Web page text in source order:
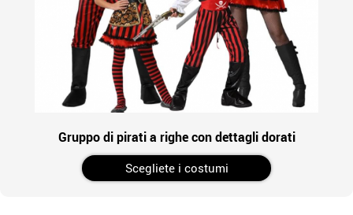
Gruppo di pirati a righe con dettagli dorati
Scegliete i costumi